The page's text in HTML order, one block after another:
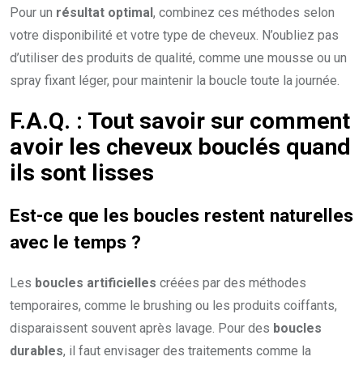
Pour un résultat optimal, combinez ces méthodes selon
votre disponibilité et votre type de cheveux. N’oubliez pas
d’utiliser des produits de qualité, comme une mousse ou un
spray fixant léger, pour maintenir la boucle toute la journée.
F.A.Q. : Tout savoir sur comment
avoir les cheveux bouclés quand
ils sont lisses
Est-ce que les boucles restent naturelles
avec le temps ?
Les boucles artificielles créées par des méthodes
temporaires, comme le brushing ou les produits coiffants,
disparaissent souvent après lavage. Pour des boucles
durables, il faut envisager des traitements comme la